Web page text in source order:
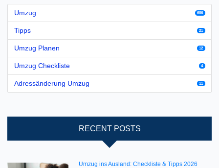
Umzug 686
Tipps 21
Umzug Planen 12
Umzug Checkliste 4
Adressänderung Umzug 11
RECENT POSTS
Umzug ins Ausland: Checkliste & Tipps 2026